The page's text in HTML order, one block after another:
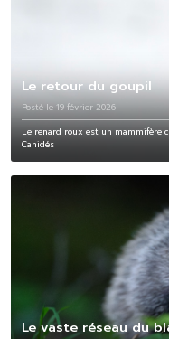
Le retour du goupil
Posté le 19 février 2026
Le renard roux est un mammifère
Canidés
Le vaste réseau du